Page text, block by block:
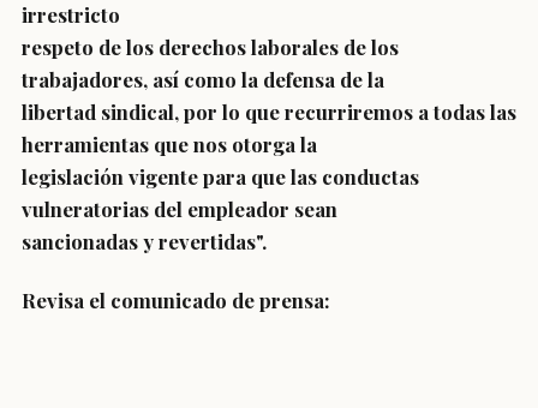
irrestricto
respeto de los derechos laborales de los
trabajadores, así como la defensa de la
libertad sindical, por lo que recurriremos a todas las
herramientas que nos otorga la
legislación vigente para que las conductas
vulneratorias del empleador sean
sancionadas y revertidas".
Revisa el comunicado de prensa: